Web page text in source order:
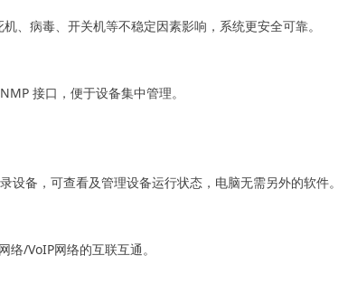
、病毒、开关机等不稳定因素影响，系统更安全可靠。
接口，便于设备集中管理。
备，可查看及管理设备运行状态，电脑无需另外的软件。
/VoIP网络的互联互通。